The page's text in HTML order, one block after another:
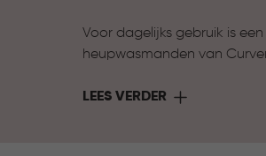
Voor dagelijks gebruik is
heupwasmanden van
LEES VERDER